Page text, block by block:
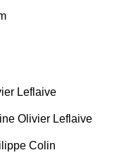
Leflaive
Olivier Leflaive
Colin